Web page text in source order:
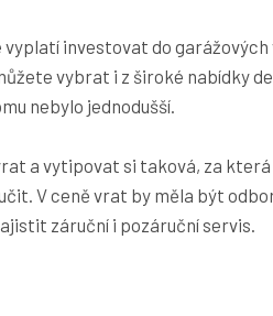
investovat do
vybrat i z široké nabídky
nebylo jednodušší.
a vytipovat si taková, za
V ceně vrat by měla být
záruční i pozáruční servis.